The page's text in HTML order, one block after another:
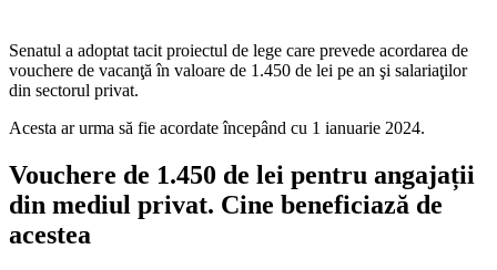
Senatul a adoptat tacit proiectul de lege care prevede acordarea de
vouchere de vacanţă în valoare de 1.450 de lei pe an şi salariaţilor
din sectorul privat.
Acesta ar urma să fie acordate începând cu 1 ianuarie 2024.
Vouchere de 1.450 de lei pentru angajații
din mediul privat. Cine beneficiază de
acestea